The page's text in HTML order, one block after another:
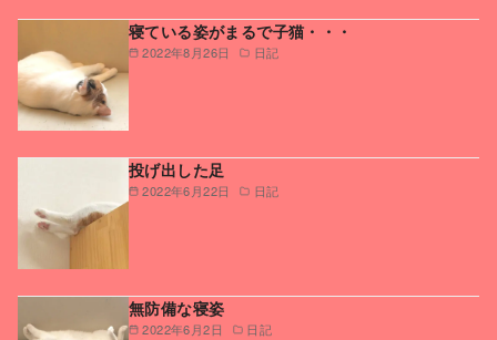
2022年8月26日 日記
寝ている姿がまるで子猫・・・
2022年6月22日 日記
投げ出した足
2022年6月2日 日記
無防備な寝姿